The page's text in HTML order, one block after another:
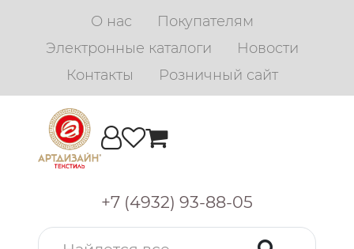
О нас
Покупателям
Электронные каталоги
Новости
Контакты
Розничный сайт
+7 (4932) 93-88-05